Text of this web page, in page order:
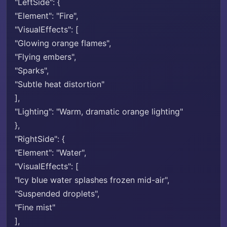
"LeftSide": {
"Element": "Fire",
"VisualEffects": [
"Glowing orange flames",
"Flying embers",
"Sparks",
"Subtle heat distortion"
],
"Lighting": "Warm, dramatic orange lighting"
},
"RightSide": {
"Element": "Water",
"VisualEffects": [
"Icy blue water splashes frozen mid-air",
"Suspended droplets",
"Fine mist"
],